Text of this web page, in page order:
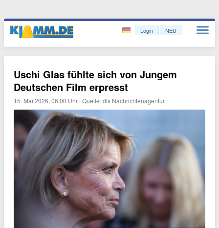
Login NEU
Uschi Glas fühlte sich von Jungem
Deutschen Film erpresst
15. Mai 2026, 06:00 Uhr ·Quelle:dts Nachrichtenagentur